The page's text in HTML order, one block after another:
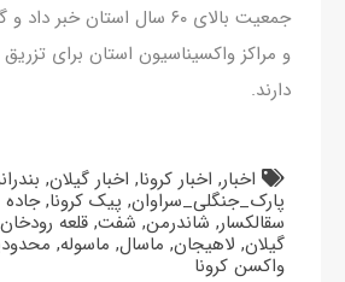
جمعیت بالای ۶۰ سال استان
و مراکز واکسیناسیون استان برای
دارند.
اخبار, اخبار کرونا, اخبار گیلان,
پارک_جنگلی_سراوان, پیک کرونا,
سقالکسار, شاندرمن, شفت, قلعه رودخان
گیلان, لاهیجان, ماسال, ماسوله,
واکسن کرونا